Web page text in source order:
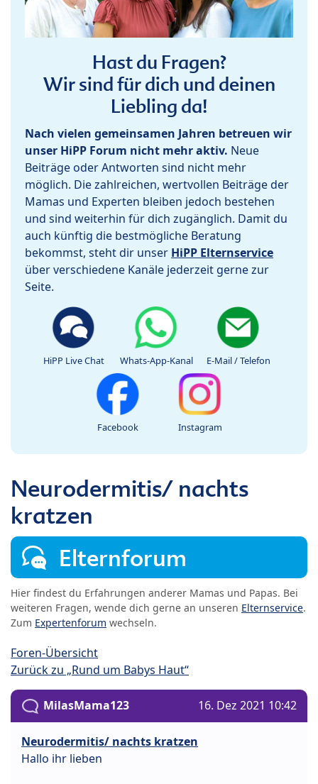
Hast du Fragen?
Wir sind für dich und deinen
Liebling da!
Nach vielen gemeinsamen Jahren betreuen wir
unser HiPP Forum nicht mehr aktiv. Neue
Beiträge oder Antworten sind nicht mehr
möglich. Die zahlreichen, wertvollen Beiträge der
Mamas und Experten bleiben jedoch bestehen
und sind weiterhin für dich zugänglich. Damit du
auch künftig die bestmögliche Beratung
bekommst, steht dir unser HiPP Elternservice
über verschiedene Kanäle jederzeit gerne zur
Seite.
HiPP Live Chat Whats-App-Kanal E-Mail / Telefon
Facebook Instagram
Neurodermitis/ nachts
kratzen
Elternforum
Hier findest du Erfahrungen anderer Mamas und Papas. Bei
weiteren Fragen, wende dich gerne an unseren Elternservice.
Zum Expertenforum wechseln.
Foren-Übersicht
Zurück zu „Rund um Babys Haut“
MilasMama123 16. Dez 2021 10:42
Neurodermitis/ nachts kratzen
Hallo ihr lieben